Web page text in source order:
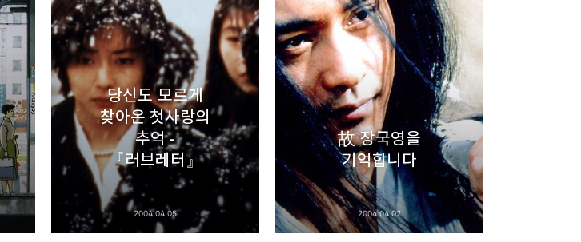
Facebook 카카오스토리 밴드
당신도 모르게
찾아온 첫사랑의
추억 -
『러브레터』
2004.04.05
故 장국영을
기억합니다
2004.04.02